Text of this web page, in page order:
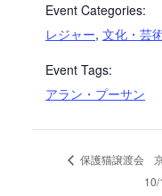
Event Categories:
レジャー, 文化・芸
Event Tags:
アラン・プーサン
保護猫譲渡会
10/